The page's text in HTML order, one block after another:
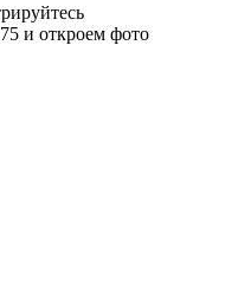
и откроем фото